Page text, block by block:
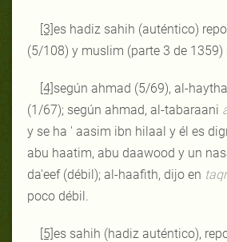
[3]es hadiz sahih (auténtico)
(5/108) y muslim (parte 3 de 1359)
[4]según ahmad (5/69), al-
(1/67); según ahmad, al-tabaraani
y se ha ' aasim ibn hilaal y él es
abu haatim, abu daawood y un
da'eef (débil); al-haafith, dijo en
poco débil.
[5]es sahih (hadiz auténtico),